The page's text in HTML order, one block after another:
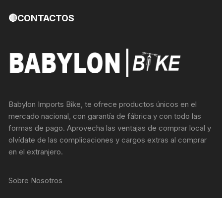
🔴CONTACTOS
Babylon Imports Bike, te ofrece productos únicos en el
mercado nacional, con garantía de fábrica y con todo las
formas de pago. Aprovecha las ventajas de comprar local y
olvídate de las complicaciones y cargos extras al comprar
en el extranjero.
Sobre Nosotros